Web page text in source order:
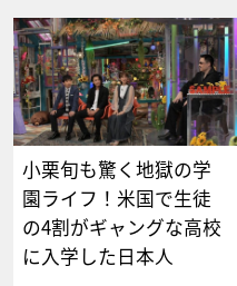
小栗旬も驚く地獄の学
園ライフ！米国で生徒
の4割がギャングな高校
に入学した日本人